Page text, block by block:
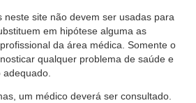
neste site não devem ser usadas para
em hipótese alguma as
da área médica. Somente o
qualquer problema de saúde e
um médico deverá ser consultado.